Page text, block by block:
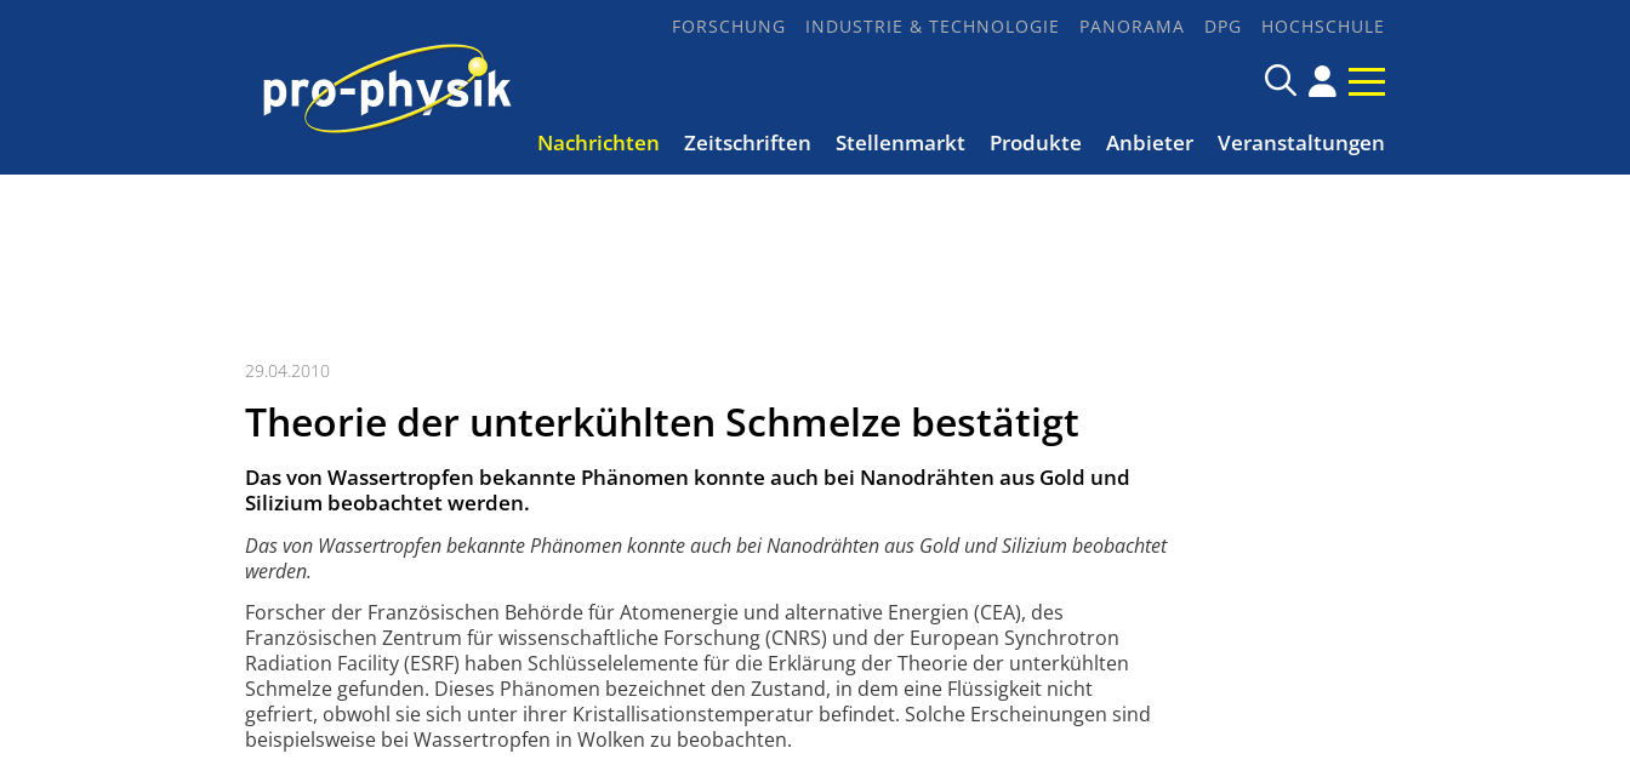
FORSCHUNG INDUSTRIE & TECHNOLOGIE PANORAMA DPG HOCHSCHULE
Nachrichten Zeitschriften Stellenmarkt Produkte Anbieter Veranstaltungen
29.04.2010
Theorie der unterkühlten Schmelze bestätigt
Das von Wassertropfen bekannte Phänomen konnte auch bei Nanodrähten aus Gold und
Silizium beobachtet werden.
Das von Wassertropfen bekannte Phänomen konnte auch bei Nanodrähten aus Gold und Silizium beobachtet
werden.
Forscher der Französischen Behörde für Atomenergie und alternative Energien (CEA), des
Französischen Zentrum für wissenschaftliche Forschung (CNRS) und der European Synchrotron
Radiation Facility (ESRF) haben Schlüsselelemente für die Erklärung der Theorie der unterkühlten
Schmelze gefunden. Dieses Phänomen bezeichnet den Zustand, in dem eine Flüssigkeit nicht
gefriert, obwohl sie sich unter ihrer Kristallisationstemperatur befindet. Solche Erscheinungen sind
beispielsweise bei Wassertropfen in Wolken zu beobachten.